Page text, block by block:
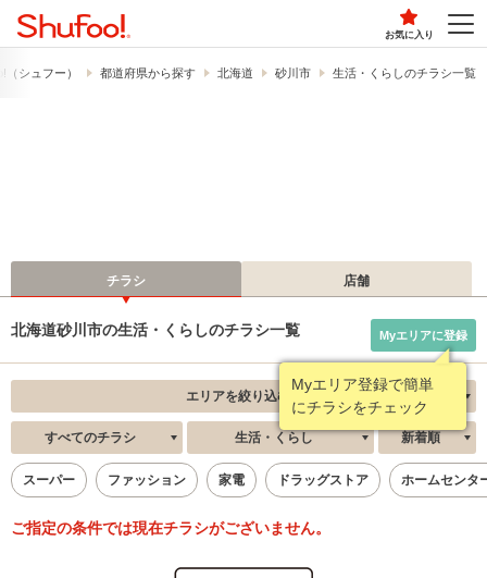
お気に入り
シュフー） 都道府県から探す 北海道 砂川市 生活・くらしのチラシ一覧
チラシ 店舗
北海道砂川市の生活・くらしのチラシ一覧
Myエリア登録で簡単
にチラシをチェック
Myエリアに登録
エリアを絞り込む
すべてのチラシ 生活・くらし 新着順
スーパー ファッション 家電 ドラッグストア ホームセンタ
ご指定の条件では現在チラシがございません。